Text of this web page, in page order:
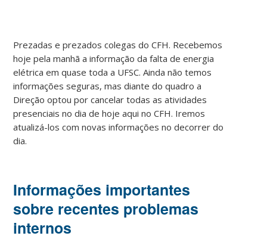
Prezadas e prezados colegas do CFH. Recebemos
hoje pela manhã a informação da falta de energia
elétrica em quase toda a UFSC. Ainda não temos
informações seguras, mas diante do quadro a
Direção optou por cancelar todas as atividades
presenciais no dia de hoje aqui no CFH. Iremos
atualizá-los com novas informações no decorrer do
dia.
Informações importantes
sobre recentes problemas
internos